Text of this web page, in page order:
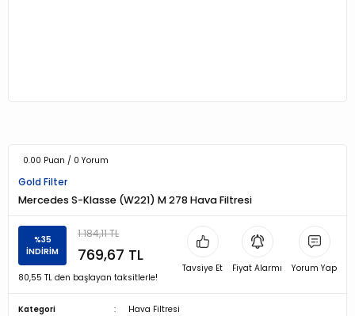
0.00 Puan / 0 Yorum
Gold Filter
Mercedes S-Klasse (W221) M 278 Hava Filtresi
%35
İNDİRİM
1.184,11 TL
769,67 TL
80,55 TL den başlayan taksitlerle!
Tavsiye Et Fiyat Alarmı Yorum Yap
Kategori Hava Filtresi